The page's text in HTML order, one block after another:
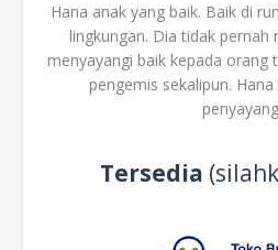
Hana anak yang baik. Baik di
lingkungan. Dia tidak pernah
menyayangi baik kepada orang
pengemis sekalipun.
Tersedia